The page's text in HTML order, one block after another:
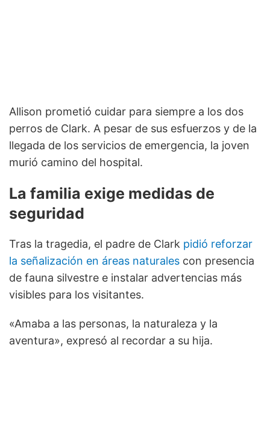
Allison prometió cuidar para siempre a los dos
perros de Clark. A pesar de sus esfuerzos y de la
llegada de los servicios de emergencia, la joven
murió camino del hospital.
La familia exige medidas de
seguridad
Tras la tragedia, el padre de Clark pidió reforzar
la señalización en áreas naturales con presencia
de fauna silvestre e instalar advertencias más
visibles para los visitantes.
«Amaba a las personas, la naturaleza y la
aventura», expresó al recordar a su hija.